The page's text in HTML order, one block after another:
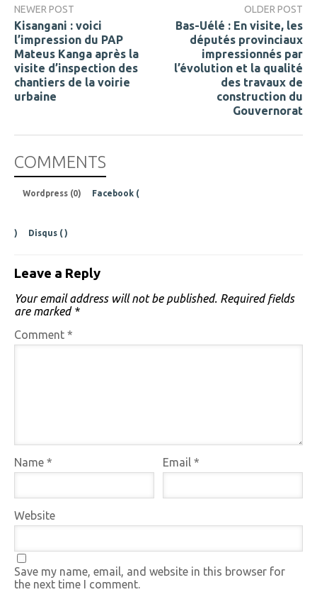
NEWER POST
Kisangani : voici
l’impression du PAP
Mateus Kanga après la
visite d’inspection des
chantiers de la voirie
urbaine
OLDER POST
Bas-Uélé : En visite, les
députés provinciaux
impressionnés par
l’évolution et la qualité
des travaux de
construction du
Gouvernorat
COMMENTS
Wordpress (0) Facebook (
) Disqus ( )
Leave a Reply
Your email address will not be published. Required fields
are marked *
Comment *
Name * Email*
Website
Save my name, email, and website in this browser for
the next time I comment.